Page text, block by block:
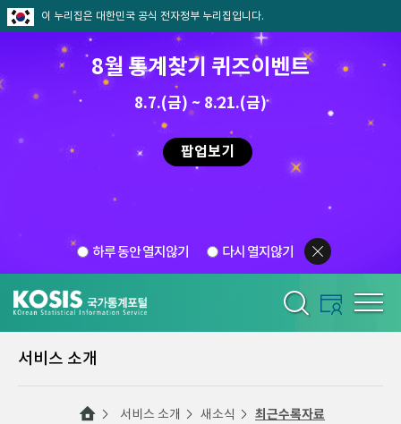
이 누리집은 대한민국 공식 전자정부 누리집입니다.
8월 통계찾기 퀴즈이벤트
8.7.(금) ~ 8.21.(금)
팝업보기
하루 동안 열지않기 다시 열지않기
서비스 소개
서비스 소개 새소식 최근수록자료